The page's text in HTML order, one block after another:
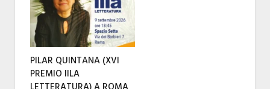
PILAR QUINTANA (XVI
PREMIO IILA